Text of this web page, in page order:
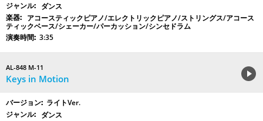
ダンス
アコースティックピアノ/エレクトリックピアノ/ストリングス/アコース
ティックベース/シェーカー/パーカッション/シンセドラム
3:35
AL-848 M-11
Keys in Motion
ライトVer.
ダンス